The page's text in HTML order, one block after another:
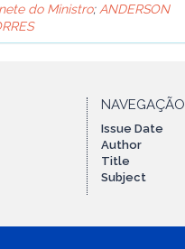
do Ministro; ANDERSON
NAVEGAÇÃO
Issue Date
Author
Title
Subject